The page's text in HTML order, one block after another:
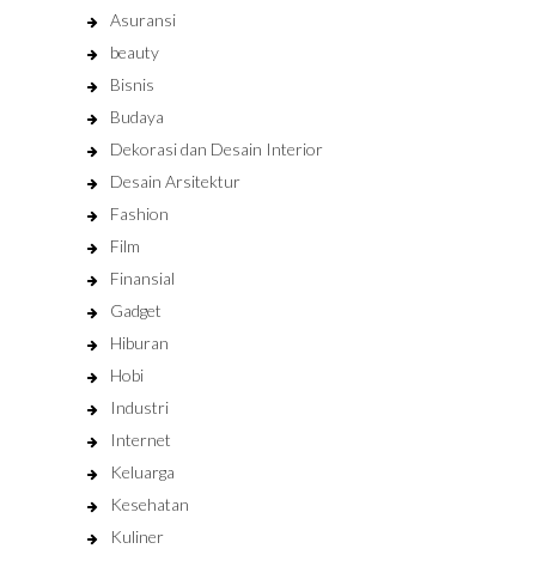
Asuransi
beauty
Bisnis
Budaya
Dekorasi dan Desain Interior
Desain Arsitektur
Fashion
Film
Finansial
Gadget
Hiburan
Hobi
Industri
Internet
Keluarga
Kesehatan
Kuliner